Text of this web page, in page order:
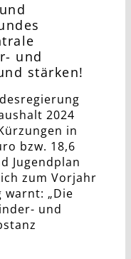
und
stärken!
2024
in
bzw. 18,6
Jugendplan
zum Vorjahr
„Die
und